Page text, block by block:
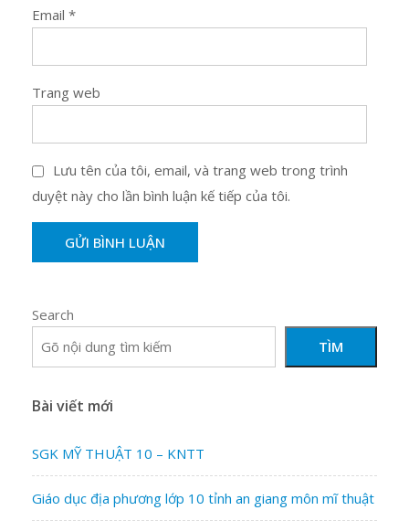
Email *
Trang web
Lưu tên của tôi, email, và trang web trong trình
duyệt này cho lần bình luận kế tiếp của tôi.
Search
TÌM
Bài viết mới
SGK MỸ THUẬT 10 – KNTT
Giáo dục địa phương lớp 10 tỉnh an giang môn mĩ thuật